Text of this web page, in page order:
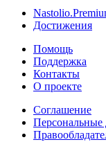
Достижения
Помощь
Поддержка
Контакты
О проекте
Соглашение
Персональные